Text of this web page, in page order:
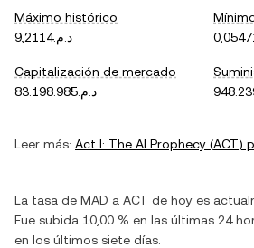
Máximo histórico
د.م.9,2114
Capitalización de mercado
د.م.83.198.985
Leer más: Act I: The AI Prophecy (ACT)
La tasa de MAD a ACT de hoy es
Fue subida 10,00 % en las últimas 24
en los últimos siete días.